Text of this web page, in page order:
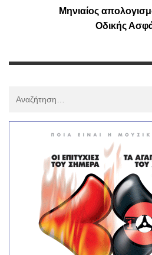
Μηνιαίος
Οδικής
: